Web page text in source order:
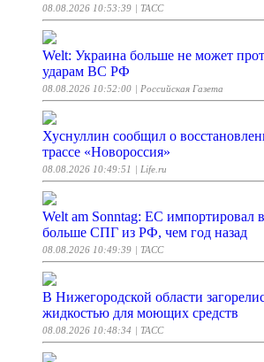
08.08.2026 10:53:39 | ТАСС
Welt: Украина больше не может
ударам ВС РФ
08.08.2026 10:52:00 | Российская Газета
Хуснуллин сообщил о
трассе «Новороссия»
08.08.2026 10:49:51 | Life.ru
Welt am Sonntag: ЕС импортировал
больше СПГ из РФ, чем год назад
08.08.2026 10:49:39 | ТАСС
В Нижегородской области
жидкостью для моющих средств
08.08.2026 10:48:34 | ТАСС